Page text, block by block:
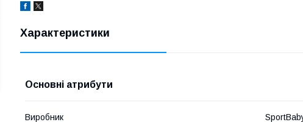
Характеристики
Основні атрибути
Виробник